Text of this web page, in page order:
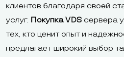
клиентов благодаря своей
услуг. Покупка VDS сервера
тех, кто ценит опыт и
предлагает широкий выбор